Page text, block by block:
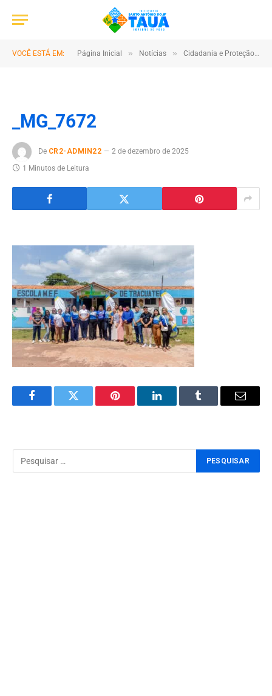
VOCÊ ESTÁ EM: Página Inicial » Notícias » Cidadania e Proteção: Ação “16 Dias de Ativismo” leva serviços essenciais à comunidade de Tracuateua
_MG_7672
De CR2-ADMIN22
2 de dezembro de 2025
1 Minutos de Leitura
FacebookTwitter Pinterest LinkedInTumblr Email